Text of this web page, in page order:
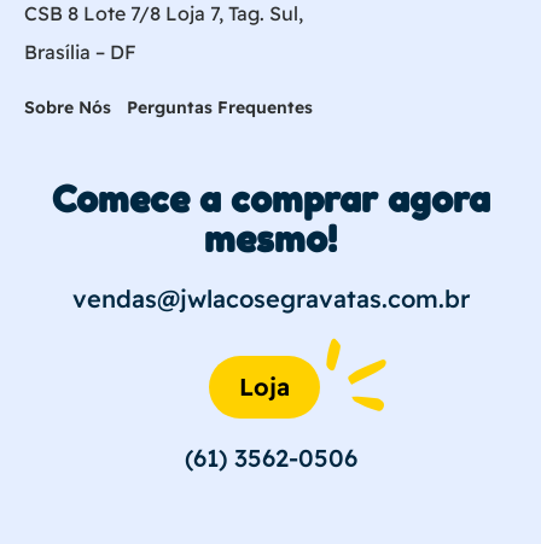
CSB 8 Lote 7/8 Loja 7, Tag. Sul,
Brasília – DF
Sobre Nós Perguntas Frequentes
Comece a comprar agora
mesmo!
vendas@jwlacosegravatas.com.br
Loja
(61) 3562-0506